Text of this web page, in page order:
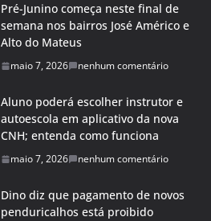
Pré-Junino começa neste final de
semana nos bairros José Américo e
Alto do Mateus
maio 7, 2026 nenhum comentário
Aluno poderá escolher instrutor e
autoescola em aplicativo da nova
CNH; entenda como funciona
maio 7, 2026 nenhum comentário
Dino diz que pagamento de novos
penduricalhos está proibido